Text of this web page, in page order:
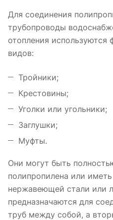
Для соединения
трубопроводы
отопления используются
видов:
Тройники;
Крестовины;
Уголки или угольники;
Заглушки;
Муфты.
Они могут быть
полипропилена или
нержавеющей стали или
предназначаются для
труб между собой, а